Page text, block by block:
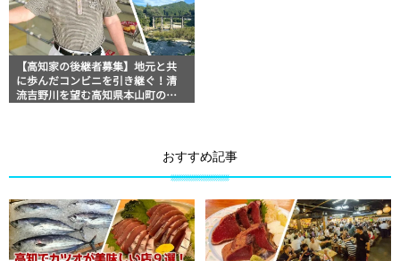
【高知家の後継者募集】地元と共
に歩んだコンビニを引き継ぐ！清
流吉野川を望む高知県本山町の「Y
おすすめ記事